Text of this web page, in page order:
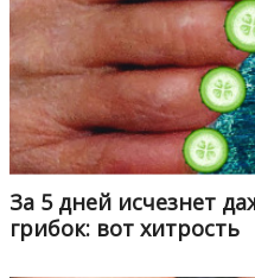
За 5 дней исчезнет
грибок: вот хитрость